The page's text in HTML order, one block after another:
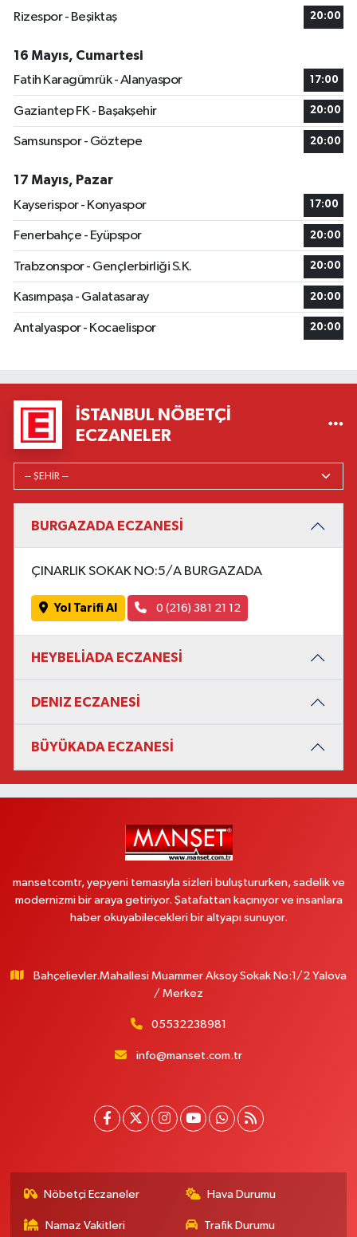
Rizespor - Beşiktaş
20:00
16 Mayıs, Cumartesi
Fatih Karagümrük - Alanyaspor
17:00
Gaziantep FK - Başakşehir 20:00
Samsunspor - Göztepe 20:00
17 Mayıs, Pazar
Kayserispor - Konyaspor
17:00
Fenerbahçe - Eyüpspor 20:00
Trabzonspor - Gençlerbirliği S.K. 20:00
Kasımpaşa - Galatasaray 20:00
Antalyaspor - Kocaelispor 20:00
İSTANBUL NÖBETÇI
ECZANELER
BURGAZADA ECZANESİ
ÇINARLIK SOKAK NO:5/A BURGAZADA
Yol Tarifi Al 0 (216) 381 21 12
HEYBELİADA ECZANESİ
DENIZ ECZANESİ
BÜYÜKADA ECZANESİ
mansetcomtr, yepyeni temasıyla sizleri buluştururken, sadelik ve
modernizmi bir araya getiriyor. Şatafattan kaçınıyor ve insanlara
haber okuyabilecekleri bir altyapı sunuyor.
Bahçelievler.Mahallesi Muammer Aksoy Sokak No:1/2 Yalova
/ Merkez
05532238981
info@manset.com.tr
Nöbetçi Eczaneler Hava Durumu
Namaz Vakitleri Trafik Durumu